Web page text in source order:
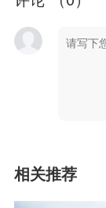
相关推荐